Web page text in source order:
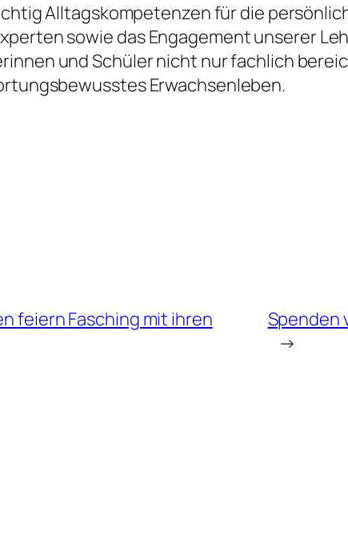
Alltagskompetenzen für die
sowie das Engagement unserer
und Schüler nicht nur fachlich
Erwachsenleben.
feiern Fasching mit ihren
Spenden
→